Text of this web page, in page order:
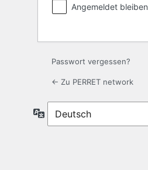
Angemeldet bleiben
Passwort vergessen?
← Zu PERRET network
Sprache